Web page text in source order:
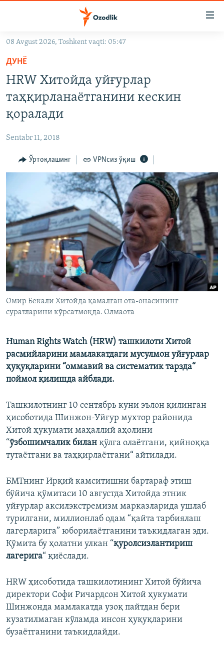
Асосий
навигацияга
ўтинг
Қидиришга
ўтинг
На русском
ИЖТИМОИЙ ТАРМОҚЛАР
Озодлик бошқа тилларда
08 Avgust 2026, Toshkent vaqti: 05:47
ДУНË
HRW Хитойда уйғурлар
таҳқирланаётганини кескин
қоралади
Sentabr 11, 2018
Ўртоқлашинг VPNсиз ўқиш
Омир Бекали Хитойда қамалган ота-онасининг
суратларини кўрсатмоқда. Олмаота
Human Rights Watch (HRW) ташкилоти Хитой
расмийларини мамлакатдаги мусулмон уйғурлар
ҳуқуқларини “оммавий ва систематик тарзда“
поймол қилишда айблади.
Ташкилотнинг 10 сентябрь куни эълон қилинган
ҳисоботида Шинжон-Уйғур мухтор районида
Хитой ҳукумати маҳаллий аҳолини
“ўзбошимчалик билан қўлга олаётгани, қийноққа
тутаётгани ва таҳқирлаётгани“ айтилади.
БМТнинг Ирқий камситишни бартараф этиш
бўйича қўмитаси 10 августда Хитойда этник
уйғурлар аксилэкстремизм марказларида ушлаб
турилгани, миллионлаб одам “қайта тарбиялаш
лагерларига” юборилаётганини таъкидлаган эди.
Қўмита бу ҳолатни улкан “қуролсизлантириш
лагерига“ қиёслади.
HRW ҳисоботида ташкилотининг Хитой бўйича
директори Софи Ричардсон Хитой ҳукумати
Шинжонда мамлакатда узоқ пайтдан бери
кузатилмаган кўламда инсон ҳуқуқларини
бузаётганини таъкидлайди.